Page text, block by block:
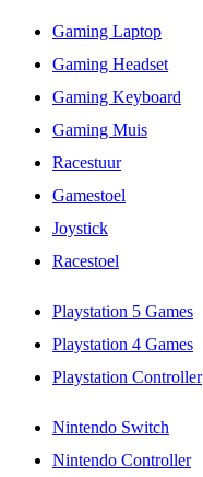
Gaming Laptop
Gaming Headset
Gaming Keyboard
Gaming Muis
Racestuur
Gamestoel
Joystick
Racestoel
Playstation 5 Games
Playstation 4 Games
Playstation Controller
Nintendo Switch
Nintendo Controller